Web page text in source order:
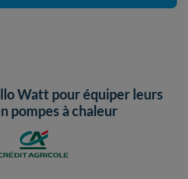
Watt pour équiper leurs
pompes à chaleur